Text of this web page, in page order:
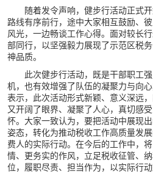
随着发令声响，健步行活动正式
路线有序前行，途中大家相互鼓励、
风光，一边畅谈工作心得。面对较长
部同行，以坚强毅力展现了示范区税
神品质。
此次健步行活动，既是干部职工
机，也有效增强了队伍的凝聚力与向
表示，此次活动形式新颖、意义深远
又开阔了眼界、凝聚了人心，真切感
怀。大家一致认为，要把活动中展现
姿态，转化为推动税收工作高质量发
费人的实际行动。在今后的工作中，
情、更务实的作风，立足税收征管、
位，履职尽责、担当作为，以实际行动